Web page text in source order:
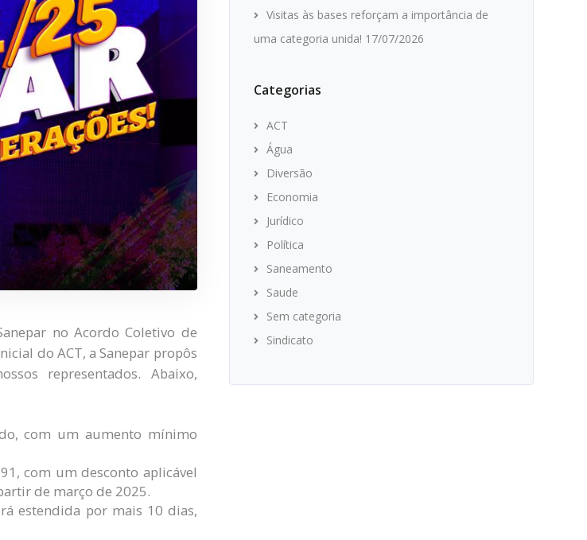
no Acordo Coletivo de
do ACT, a Sanepar propôs
representados. Abaixo,
com um aumento mínimo
com um desconto aplicável
de março de 2025.
estendida por mais 10 dias,
Visitas às bases reforçam a importância de
uma categoria unida! 17/07/2026
Categorias
ACT
Água
Diversão
Economia
Jurídico
Política
Saneamento
Saude
Sem categoria
Sindicato